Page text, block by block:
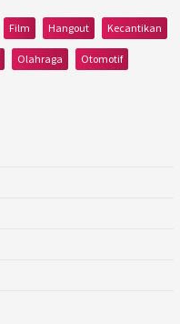
Film Hangout Kecantikan
Olahraga Otomotif